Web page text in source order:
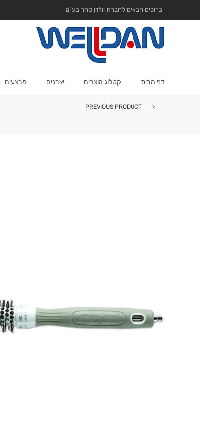
ברוכים הבאים לחברת וולדן סחר בע"מ
דף הבית קטלוג מוצרים יצרנים מבצעים
PREVIOUS PRODUCT